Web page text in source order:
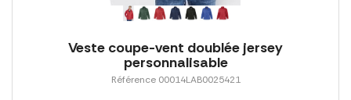
Veste coupe-vent doublée jersey
personnalisable
Référence 00014LAB0025421